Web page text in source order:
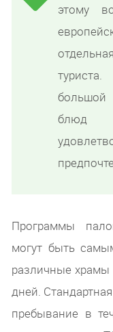
этому
большой
блюд
Программы
могут быть
различные храмы
дней.
пребывание в